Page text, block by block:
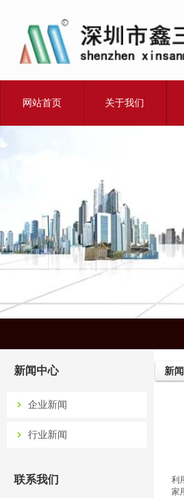
网站首页 关于我们
新闻中心
企业新闻
行业新闻
联系我们
新
利
家